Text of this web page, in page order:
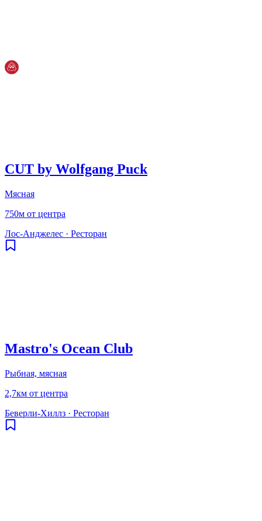
CUT by Wolfgang Puck
Мясная
750м от центра
Лос-Анджелес · Ресторан
Mastro's Ocean Club
Рыбная, мясная
2,7км от центра
Беверли-Хиллз · Ресторан